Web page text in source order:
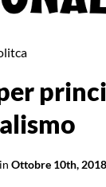
in Ottobre 10th, 2018